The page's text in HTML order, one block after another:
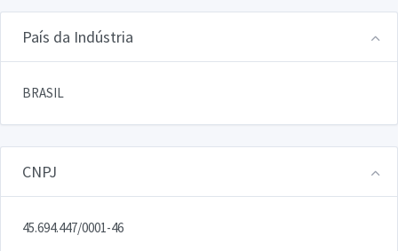
País da Indústria
BRASIL
CNPJ
45.694.447/0001-46